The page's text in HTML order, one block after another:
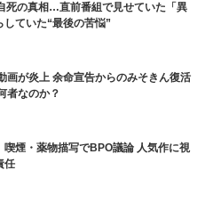
死の真相…直前番組で見せていた「異
ていた“最後の苦悩”
画が炎上 余命宣告からのみそきん復活
者なのか？
喫煙・薬物描写でBPO議論 人気作に視
任